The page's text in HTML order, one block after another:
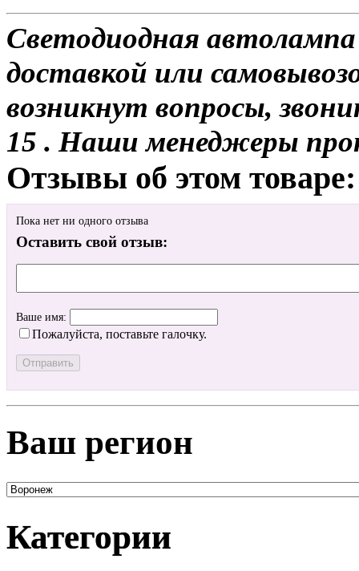
Светодиодная
доставкой или
возникнут вопросы,
15 . Наши менеджеры
Отзывы об этом товаре:
Пока нет ни одного отзыва
Оставить свой отзыв:
Ваше имя:
Пожалуйста, поставьте галочку.
Ваш регион
Категории